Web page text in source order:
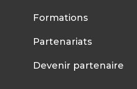
Formations
Partenariats
Devenir partenaire